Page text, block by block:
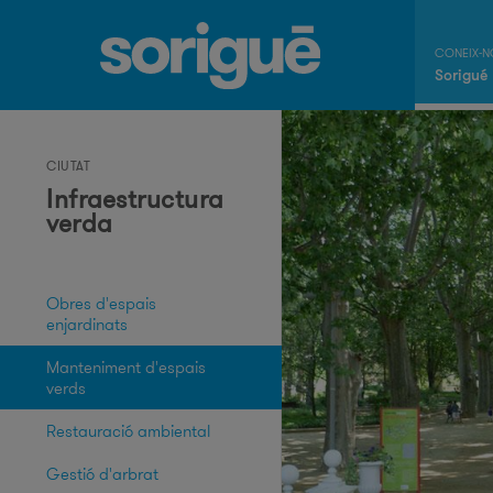
Sorigué
CIUTAT
Infraestructura
verda
Obres d'espais
enjardinats
Manteniment d'espais
verds
Restauració ambiental
Gestió d'arbrat